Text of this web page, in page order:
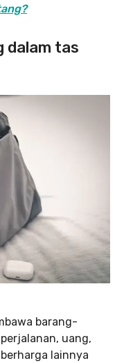
dalam tas
barang-
uang,
lainnya